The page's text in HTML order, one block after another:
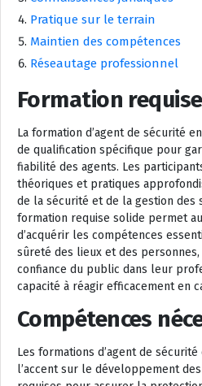
Pratique sur le terrain
Maintien des compétences
Réseautage professionnel
Formation requise
La formation d’agent de sécurité
de qualification spécifique pour
fiabilité des agents. Les
théoriques et pratiques
de la sécurité et de la gestion des
formation requise solide permet
d’acquérir les compétences
sûreté des lieux et des
confiance du public dans leur
capacité à réagir efficacement en
Compétences
Les formations d’agent de
l’accent sur le développement